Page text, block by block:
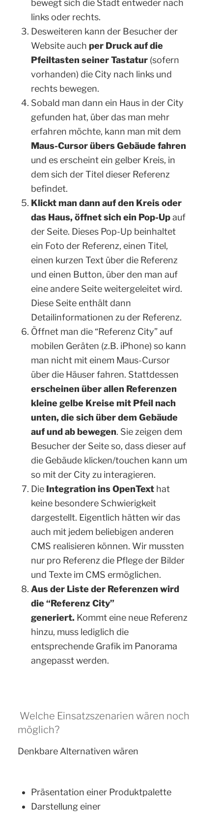
bewegt sich die Stadt entweder nach
links oder rechts.
Desweiteren kann der Besucher der
Website auch per Druck auf die
Pfeiltasten seiner Tastatur (sofern
vorhanden) die City nach links und
rechts bewegen.
Sobald man dann ein Haus in der City
gefunden hat, über das man mehr
erfahren möchte, kann man mit dem
Maus-Cursor übers Gebäude fahren
und es erscheint ein gelber Kreis, in
dem sich der Titel dieser Referenz
befindet.
Klickt man dann auf den Kreis oder
das Haus, öffnet sich ein Pop-Upauf
der Seite. Dieses Pop-Up beinhaltet
ein Foto der Referenz, einen Titel,
einen kurzen Text über die Referenz
und einen Button, über den man auf
eine andere Seite weitergeleitet wird.
Diese Seite enthält dann
Detailinformationen zu der Referenz.
Öffnet man die “Referenz City” auf
mobilen Geräten (z.B. iPhone) so kann
man nicht mit einem Maus-Cursor
über die Häuser fahren. Stattdessen
erscheinen über allen Referenzen
kleine gelbe Kreise mit Pfeil nach
unten, die sich über dem Gebäude
auf und ab bewegen. Sie zeigen dem
Besucher der Seite so, dass dieser auf
die Gebäude klicken/touchen kann um
so mit der City zu interagieren.
Die Integration ins OpenText hat
keine besondere Schwierigkeit
dargestellt. Eigentlich hätten wir das
auch mit jedem beliebigen anderen
CMS realisieren können. Wir mussten
nur pro Referenz die Pflege der Bilder
und Texte im CMS ermöglichen.
Aus der Liste der Referenzen wird
die “Referenz City”
generiert. Kommt eine neue Referenz
hinzu, muss lediglich die
entsprechende Grafik im Panorama
angepasst werden.
Welche Einsatzszenarien wären noch
möglich?
Denkbare Alternativen wären
Präsentation einer Produktpalette
Darstellung einer